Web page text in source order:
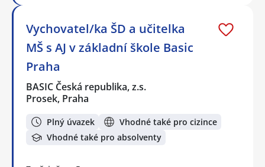
Vychovatel/ka ŠD a učitelka
MŠ s AJ v základní škole Basic
Praha
BASIC Česká republika, z.s.
Prosek, Praha
Plný úvazek
Vhodné také pro cizince
Vhodné také pro absolventy